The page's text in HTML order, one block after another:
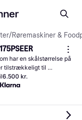
/Røremaskiner &
har en skålstørrelse på
tilstrækkeligt til
kan blande det meste
6.500 kr.